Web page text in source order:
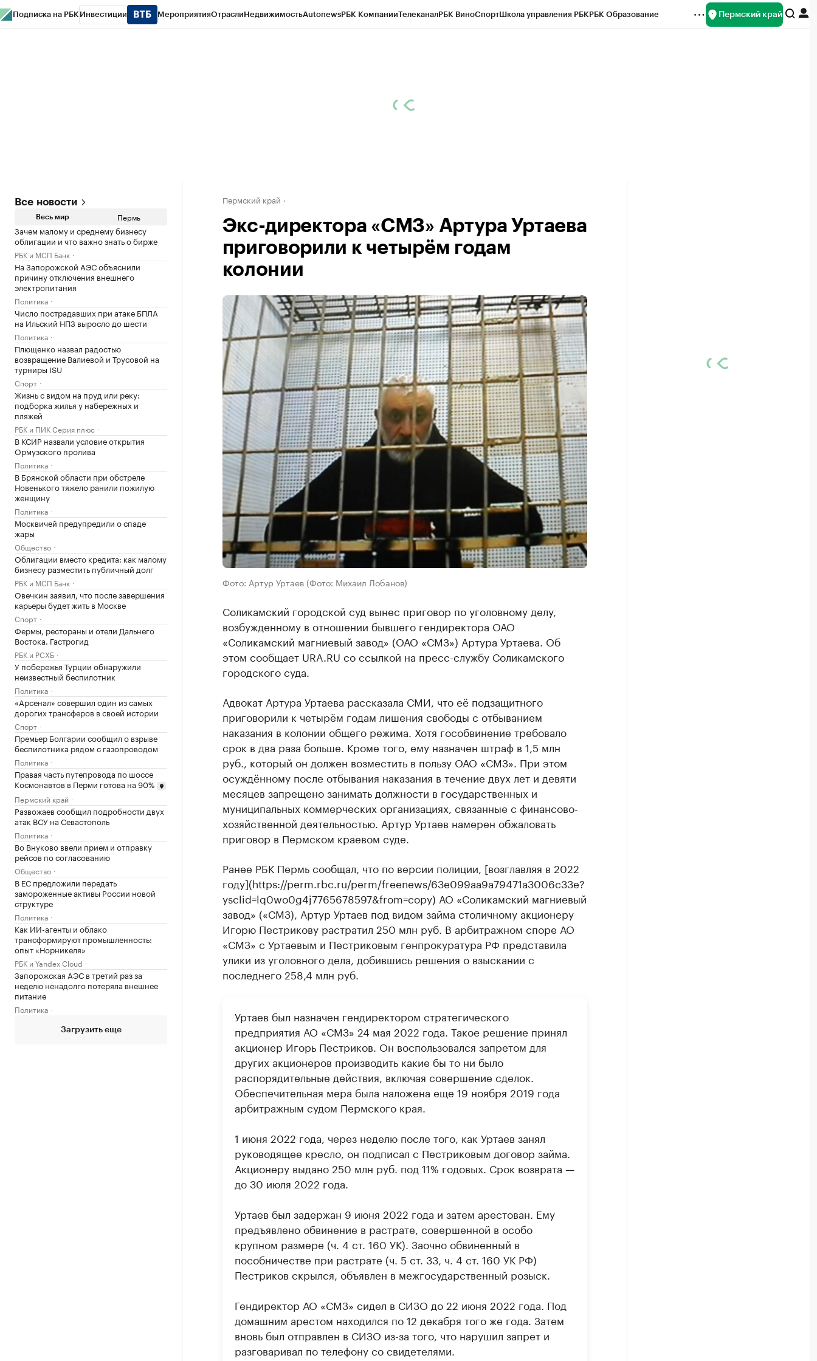
Подписка на РБК Инвестиции МероприятияОтраслиНедвижимостьAutonewsРБК КомпанииТелеканалРБК ВиноСпортШкола управления РБКРБК Образование Пермский край
Все новости
Весь мир Пермь
Зачем малому и среднему бизнесу
облигации и что важно знать о бирже
РБК и МСП Банк
На Запорожской АЭС объяснили
причину отключения внешнего
электропитания
Политика
Число пострадавших при атаке БПЛА
на Ильский НПЗ выросло до шести
Политика
Плющенко назвал радостью
возвращение Валиевой и Трусовой на
турниры ISU
Спорт
Жизнь с видом на пруд или реку:
подборка жилья у набережных и
пляжей
РБК и ПИК Серия плюс
В КСИР назвали условие открытия
Ормузского пролива
Политика
В Брянской области при обстреле
Новенького тяжело ранили пожилую
женщину
Политика
Москвичей предупредили о спаде
жары
Общество
Облигации вместо кредита: как малому
бизнесу разместить публичный долг
РБК и МСП Банк
Овечкин заявил, что после завершения
карьеры будет жить в Москве
Спорт
Фермы, рестораны и отели Дальнего
Востока. Гастрогид
РБК и РСХБ
У побережья Турции обнаружили
неизвестный беспилотник
Политика
«Арсенал» совершил один из самых
дорогих трансферов в своей истории
Спорт
Премьер Болгарии сообщил о взрыве
беспилотника рядом с газопроводом
Политика
Правая часть путепровода по шоссе
Космонавтов в Перми готова на 90%
Пермский край
Развожаев сообщил подробности двух
атак ВСУ на Севастополь
Политика
Во Внуково ввели прием и отправку
рейсов по согласованию
Общество
В ЕС предложили передать
замороженные активы России новой
структуре
Политика
Как ИИ-агенты и облако
трансформируют промышленность:
опыт «Норникеля»
РБК и Yandex Cloud
Запорожская АЭС в третий раз за
неделю ненадолго потеряла внешнее
питание
Политика
Загрузить еще
Пермский край
Экс-директора «СМЗ» Артура Уртаева
приговорили к четырём годам
колонии
Фото: Артур Уртаев (Фото: Михаил Лобанов)
Соликамский городской суд вынес приговор по уголовному делу,
возбужденному в отношении бывшего гендиректора ОАО
«Соликамский магниевый завод» (ОАО «СМЗ») Артура Уртаева. Об
этом сообщает URA.RU со ссылкой на пресс-службу Соликамского
городского суда.
Адвокат Артура Уртаева рассказала СМИ, что её подзащитного
приговорили к четырём годам лишения свободы с отбыванием
наказания в колонии общего режима. Хотя гособвинение требовало
срок в два раза больше. Кроме того, ему назначен штраф в 1,5 млн
руб., который он должен возместить в пользу ОАО «СМЗ». При этом
осуждённому после отбывания наказания в течение двух лет и девяти
месяцев запрещено занимать должности в государственных и
муниципальных коммерческих организациях, связанные с финансово-
хозяйственной деятельностью. Артур Уртаев намерен обжаловать
приговор в Пермском краевом суде.
Ранее РБК Пермь сообщал, что по версии полиции, [возглавляя в 2022
году](https://perm.rbc.ru/perm/freenews/63e099aa9a79471a3006c33e?
ysclid=lq0wo0g4j7765678597&from=copy) АО «Соликамский магниевый
завод» («СМЗ), Артур Уртаев под видом займа столичному акционеру
Игорю Пестрикову растратил 250 млн руб. В арбитражном споре АО
«СМЗ» с Уртаевым и Пестриковым генпрокуратура РФ представила
улики из уголовного дела, добившись решения о взыскании с
последнего 258,4 млн руб.
Уртаев был назначен гендиректором стратегического
предприятия АО «СМЗ» 24 мая 2022 года. Такое решение принял
акционер Игорь Пестриков. Он воспользовался запретом для
других акционеров производить какие бы то ни было
распорядительные действия, включая совершение сделок.
Обеспечительная мера была наложена еще 19 ноября 2019 года
арбитражным судом Пермского края.
1 июня 2022 года, через неделю после того, как Уртаев занял
руководящее кресло, он подписал с Пестриковым договор займа.
Акционеру выдано 250 млн руб. под 11% годовых. Срок возврата —
до 30 июля 2022 года.
Уртаев был задержан 9 июня 2022 года и затем арестован. Ему
предъявлено обвинение в растрате, совершенной в особо
крупном размере (ч. 4 ст. 160 УК). Заочно обвиненный в
пособничестве при растрате (ч. 5 ст. 33, ч. 4 ст. 160 УК РФ)
Пестриков скрылся, объявлен в межгосударственный розыск.
Гендиректор АО «СМЗ» сидел в СИЗО до 22 июня 2022 года. Под
домашним арестом находился по 12 декабря того же года. Затем
вновь был отправлен в СИЗО из-за того, что нарушил запрет и
разговаривал по телефону со свидетелями.